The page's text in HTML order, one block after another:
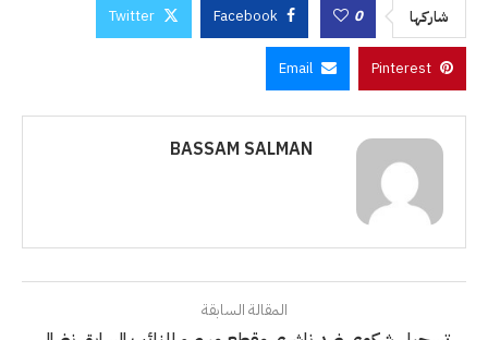
شاركها 0
Facebook
Twitter
Pinterest
Email
BASSAM SALMAN
المقالة السابقة